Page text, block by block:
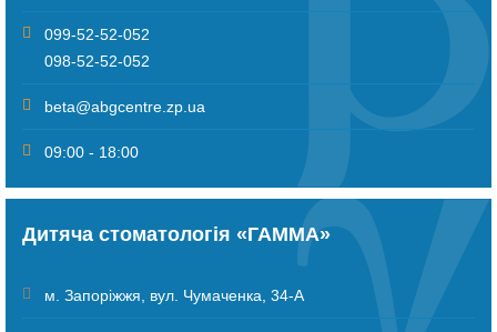
099-52-52-052
098-52-52-052
beta@abgcentre.zp.ua
09:00 - 18:00
Дитяча стоматологія «ГАММА»
м. Запоріжжя, вул. Чумаченка, 34-А